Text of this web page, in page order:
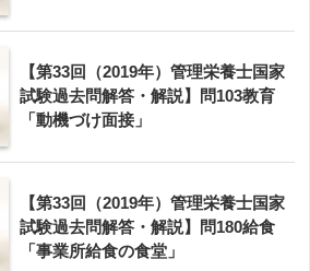
【第33回（2019年）管理栄養士国家
試験過去問解答・解説】問103教育
「動機づけ面接」
【第33回（2019年）管理栄養士国家
試験過去問解答・解説】問180給食
「事業所給食の食堂」